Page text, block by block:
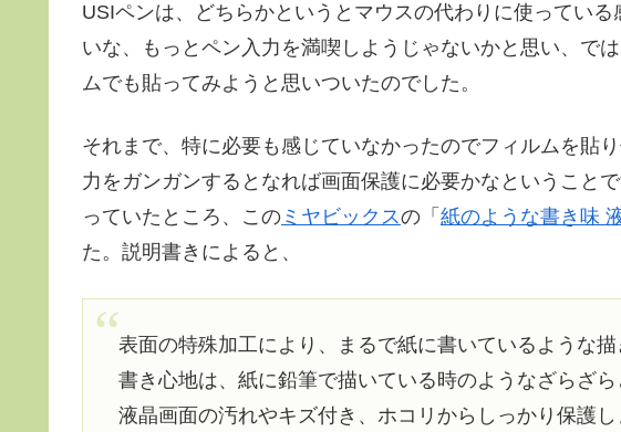
USIペンは、どちらかというとマウスの代わりに使ってい
いな、もっとペン入力を満喫しようじゃないかと思い、で
ムでも貼ってみようと思いついたのでした。
それまで、特に必要も感じていなかったのでフィルムを貼
力をガンガンするとなれば画面保護に必要かなということ
っていたところ、この ミヤビックスの「 紙のような書き味
た。説明書きによると、
表面の特殊加工により、まるで紙に書いているような描
書き心地は、紙に鉛筆で描いている時のようなざらざら
液晶画面の汚れやキズ付き、ホコリからしっかり保護し